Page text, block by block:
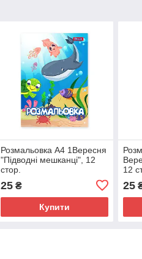
Розмальовка А4 1Вересня
"Підводні мешканці", 12
стор.
25₴
Купити
12
25